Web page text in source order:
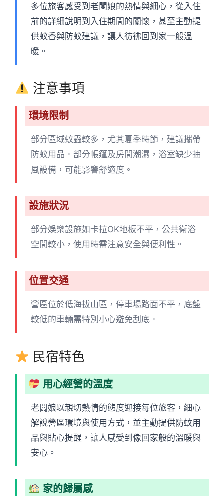
多位旅客感受到老闆娘的熱情與細心，從入住
前的詳細說明到入住期間的關懷，甚至主動提
供蚊香與防蚊建議，讓人彷彿回到家一般溫
暖。
注意事項
環境限制
部分區域蚊蟲較多，尤其夏季時節，建議攜帶
防蚊用品。部分帳篷及房間潮濕，浴室缺少抽
風設備，可能影響舒適度。
設施狀況
部分娛樂設施如卡拉OK地板不平，公共衛浴
空間較小，使用時需注意安全與便利性。
位置交通
營區位於低海拔山區，停車場路面不平，底盤
較低的車輛需特別小心避免刮底。
民宿特色
用心經營的溫度
老闆娘以親切熱情的態度迎接每位旅客，細心
解說營區環境與使用方式，並主動提供防蚊用
品與貼心提醒，讓人感受到像回家般的溫暖與
安心。
家的歸屬感